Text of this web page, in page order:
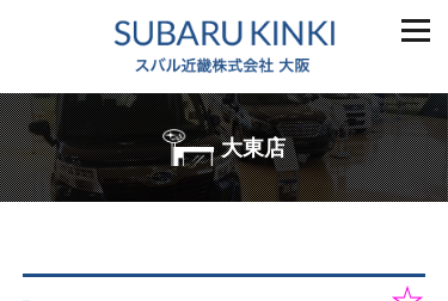
大東店